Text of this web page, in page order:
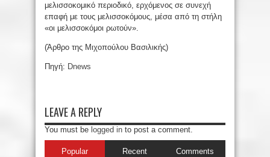
μελισσοκομικό περιοδικό, ερχόμενος σε συνεχή
επαφή με τους μελισσοκόμους, μέσα από τη στήλη
«οι μελισσοκόμοι ρωτούν».
(Άρθρο της Μιχοπούλου Βασιλικής)
Πηγή: Dnews
LEAVE A REPLY
You must be logged in to post a comment.
Popular Recent Comments